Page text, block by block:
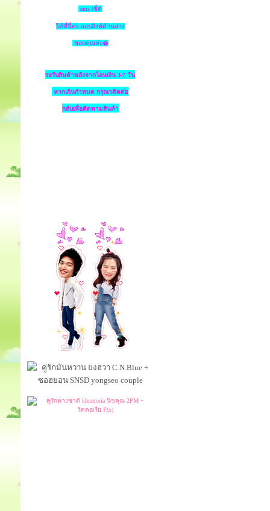
ems เช็ค
ได้ที่นี่ค่ะ แถบลิงค์ด้านล่าง
ขอบคุณค่ะ�
รอรับสินค้าหลังจากโอนเงิน 3-7 วัน
หากเกินกำหนด กรุณาติดต่อ
กลับเพื่อติดตามสินค้า